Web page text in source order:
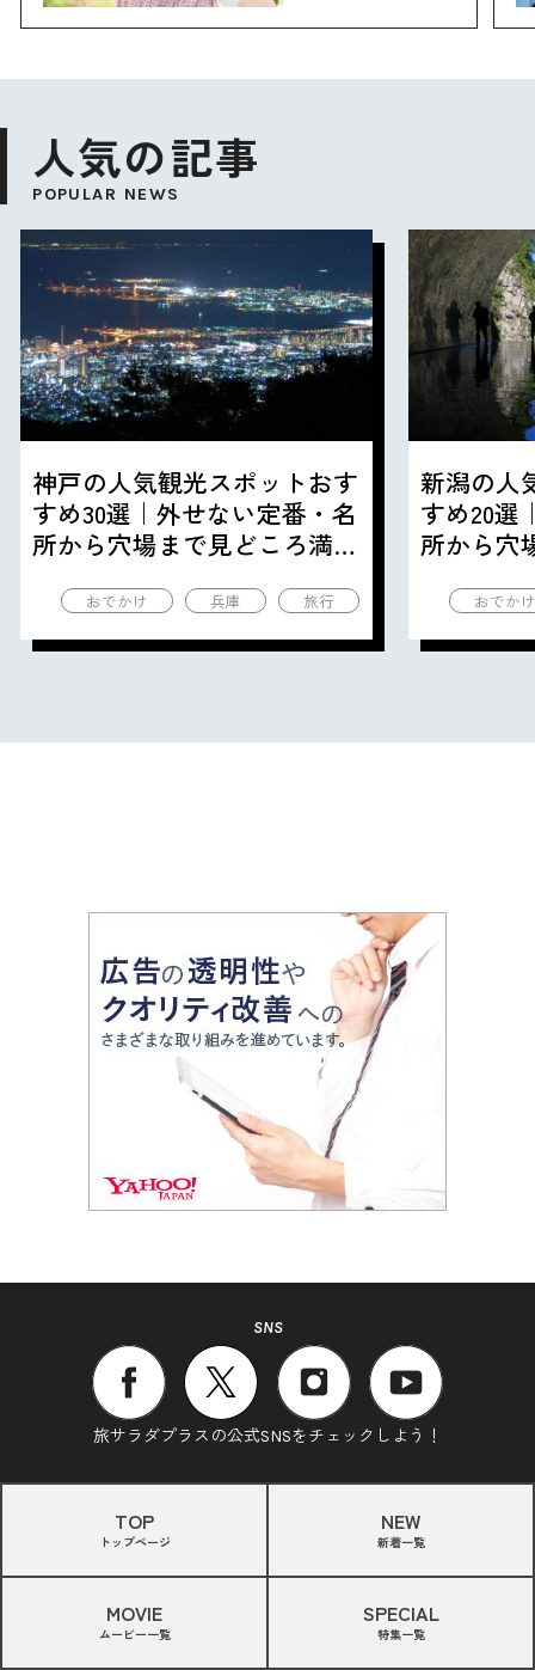
人気の記事
POPULAR NEWS
神戸の人気観光スポットおす
すめ30選｜外せない定番・名
所から穴場まで見どころ満載
おでかけ 兵庫 旅行
新潟の人
すめ20選
所から穴
おでか
SNS
旅サラダプラスの公式SNSをチェックしよう！
TOP
トップページ
NEW
新着一覧
MOVIE
ムービー一覧
SPECIAL
特集一覧